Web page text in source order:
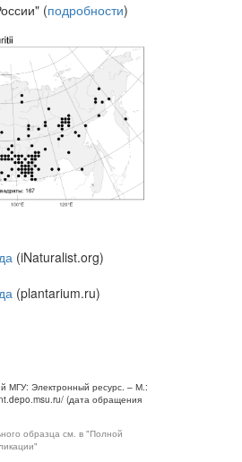
(подробности)
(iNaturalist.org)
(plantarium.ru)
МГУ: Электронный ресурс. – М.:
(дата обращения
образца см. в "Полной